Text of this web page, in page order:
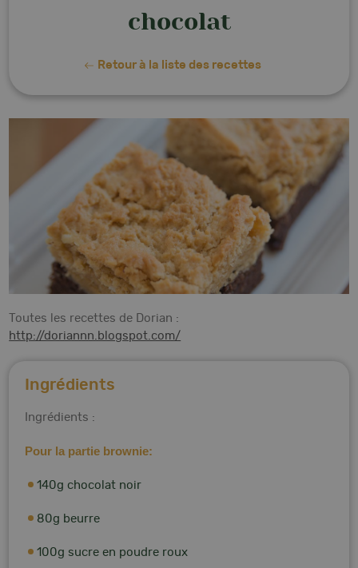
chocolat
Retour à la liste des recettes
Toutes les recettes de Dorian :
http://doriannn.blogspot.com/
Ingrédients
Ingrédients :
Pour la partie brownie:
140g chocolat noir
80g beurre
100g sucre en poudre roux